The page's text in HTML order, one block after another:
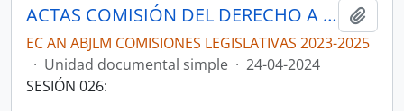
ACTAS COMISIÓN DEL DERECHO A LA SALUD Y DEPORTE
EC AN ABJLM COMISIONES LEGISLATIVAS 2023-2025
· Unidad documental simple · 24-04-2024
SESIÓN 026: